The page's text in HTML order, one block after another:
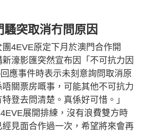
突取消冇問原因
4EVE原定下月於澳門合作開
濠影匯突然宣布因「不可抗力因
應事件時表示未刻意詢問取消原
唔關票房嘅事，可能其他不可抗力
登去問清楚。真係好可惜。」
展開排練，沒有浪費雙方時
經見面合作過一次，希望將來會再